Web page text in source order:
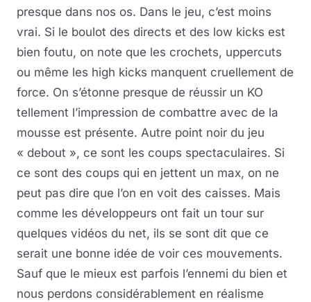
presque dans nos os. Dans le jeu, c’est moins
vrai. Si le boulot des directs et des low kicks est
bien foutu, on note que les crochets, uppercuts
ou même les high kicks manquent cruellement de
force. On s’étonne presque de réussir un KO
tellement l’impression de combattre avec de la
mousse est présente. Autre point noir du jeu
« debout », ce sont les coups spectaculaires. Si
ce sont des coups qui en jettent un max, on ne
peut pas dire que l’on en voit des caisses. Mais
comme les développeurs ont fait un tour sur
quelques vidéos du net, ils se sont dit que ce
serait une bonne idée de voir ces mouvements.
Sauf que le mieux est parfois l’ennemi du bien et
nous perdons considérablement en réalisme